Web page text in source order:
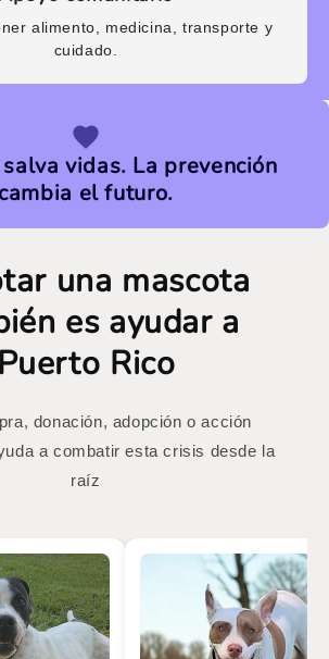
alimento, medicina, transporte y
cuidado.
vidas. La prevención
cambia el futuro.
una mascota
es ayudar a
Puerto Rico
donación, adopción o acción
a combatir esta crisis desde la
raíz